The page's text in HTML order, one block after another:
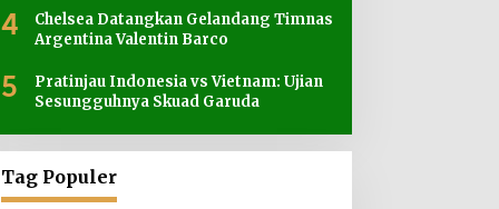
4
Chelsea Datangkan Gelandang Timnas
Argentina Valentin Barco
5
Pratinjau Indonesia vs Vietnam: Ujian
Sesungguhnya Skuad Garuda
Tag Populer